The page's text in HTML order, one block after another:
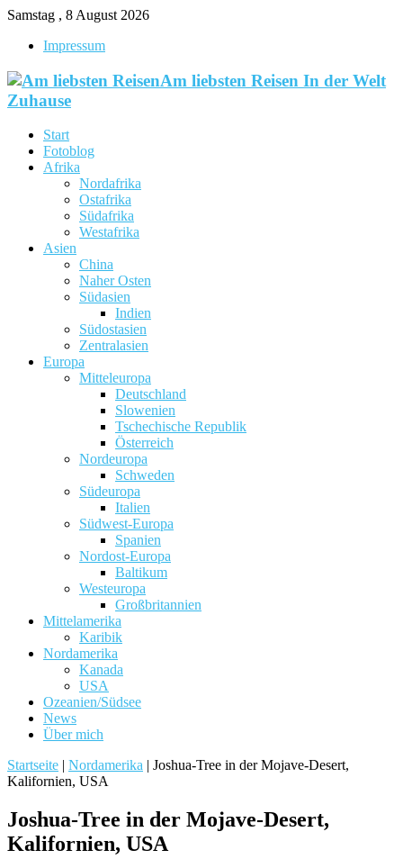
Samstag , 8 August 2026
Impressum
Am liebsten Reisen In der Welt
Zuhause
Start
Fotoblog
Afrika
Nordafrika
Ostafrika
Südafrika
Westafrika
Asien
China
Naher Osten
Südasien
Indien
Südostasien
Zentralasien
Europa
Mitteleuropa
Deutschland
Slowenien
Tschechische Republik
Österreich
Nordeuropa
Schweden
Südeuropa
Italien
Südwest-Europa
Spanien
Nordost-Europa
Baltikum
Westeuropa
Großbritannien
Mittelamerika
Karibik
Nordamerika
Kanada
USA
Ozeanien/Südsee
News
Über mich
Startseite | Nordamerika | Joshua-Tree in der Mojave-Desert,
Kalifornien, USA
Joshua-Tree in der Mojave-Desert,
Kalifornien, USA